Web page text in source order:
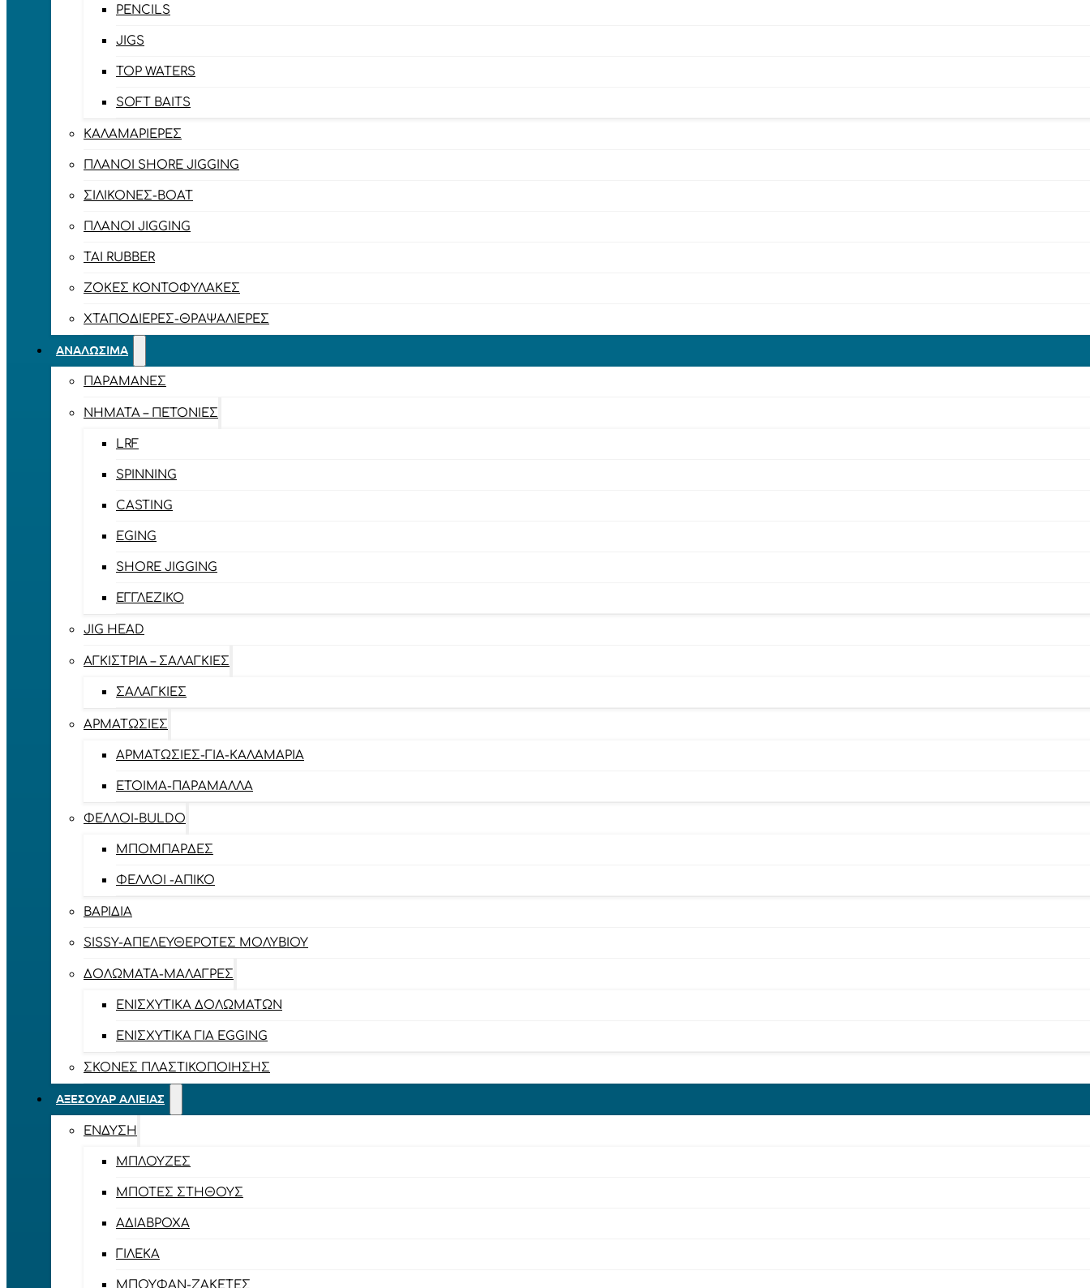
PENCILS
JIGS
TOP WATERS
SOFT BAITS
ΚΑΛΑΜΑΡΙΈΡΕΣ
ΠΛΆΝΟΙ SHORE JIGGING
ΣΙΛΙΚΌΝΕΣ-BOAT
ΠΛΆΝΟΙ JIGGING
TAI RUBBER
ΖΌΚΕΣ ΚΟΝΤΟΦΎΛΑΚΕΣ
ΧΤΑΠΟΔΙΈΡΕΣ-ΘΡΑΨΑΛΙΈΡΕΣ
ΑΝΑΛΏΣΙΜΑ
ΠΑΡΑΜΆΝΕΣ
ΝΉΜΑΤΑ – ΠΕΤΟΝΙΈΣ
LRF
SPINNING
CASTING
EGING
SHORE JIGGING
ΕΓΓΛΈΖΙΚΟ
JIG HEAD
ΑΓΚΊΣΤΡΙΑ – ΣΑΛΑΓΚΙΈΣ
ΣΑΛΑΓΚΙΈΣ
ΑΡΜΑΤΩΣΙΈΣ
ΑΡΜΑΤΩΣΙΈΣ-ΓΙΑ-ΚΑΛΑΜΆΡΙΑ
ΈΤΟΙΜΑ-ΠΑΡΆΜΑΛΛΑ
ΦΕΛΛΟΊ-BULDO
ΜΠΟΜΠΆΡΔΕΣ
ΦΕΛΛΟΊ -ΑΠΊΚΟ
ΒΑΡΊΔΙΑ
SISSY-ΑΠΕΛΕΥΘΕΡΟΤΈΣ ΜΟΛΥΒΙΟΎ
ΔΟΛΏΜΑΤΑ-ΜΑΛΆΓΡΕΣ
ΕΝΙΣΧΥΤΙΚΆ ΔΟΛΩΜΆΤΩΝ
ΕΝΙΣΧΥΤΙΚΆ ΓΙΑ EGGING
ΣΚΌΝΕΣ ΠΛΑΣΤΙΚΟΠΟΊΗΣΗΣ
ΑΞΕΣΟΥΆΡ ΑΛΙΕΊΑΣ
ΈΝΔΥΣΗ
ΜΠΛΟΎΖΕΣ
ΜΠΌΤΕΣ ΣΤΉΘΟΥΣ
ΑΔΙΆΒΡΟΧΑ
ΓΙΛΈΚΑ
ΜΠΟΥΦΆΝ-ΖΑΚΈΤΕΣ